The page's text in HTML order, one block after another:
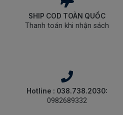
SHIP COD TOÀN QUỐC
Thanh toán khi nhận sách
Hotline : 038.738.2030:
0982689332